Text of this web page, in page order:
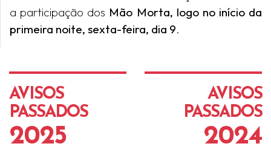
a participação dos Mão Morta, logo no início da
primeira noite, sexta-feira, dia 9.
AVISOS
PASSADOS
2025
AVISOS
PASSADOS
2024